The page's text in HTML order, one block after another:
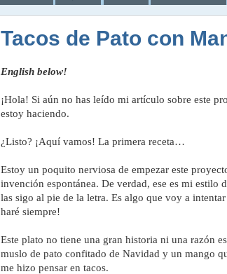
Tacos de Pato con
English below!
¡Hola! Si aún no has leído mi artículo sobre este
estoy haciendo.
¿Listo? ¡Aquí vamos! La primera receta…
Estoy un poquito nerviosa de empezar este
invención espontánea. De verdad, ese es mi estilo
las sigo al pie de la letra. Es algo que voy a
haré siempre!
Este plato no tiene una gran historia ni una razón
muslo de pato confitado de Navidad y un mango
me hizo pensar en tacos.